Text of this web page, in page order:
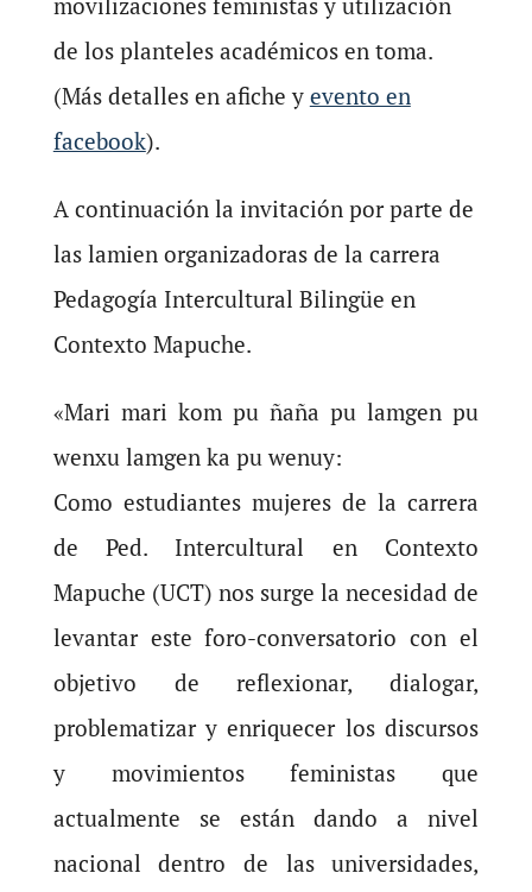
de los planteles académicos en toma.
(Más detalles en afiche y evento en
facebook).
A continuación la invitación por parte de
las lamien organizadoras de la carrera
Pedagogía Intercultural Bilingüe en
Contexto Mapuche.
«Mari mari kom pu ñaña pu lamgen pu
wenxu lamgen ka pu wenuy:
Como estudiantes mujeres de la carrera
de Ped. Intercultural en Contexto
Mapuche (UCT) nos surge la necesidad de
levantar este foro-conversatorio con el
objetivo de reflexionar, dialogar,
problematizar y enriquecer los discursos
y movimientos feministas que
actualmente se están dando a nivel
nacional dentro de las universidades,